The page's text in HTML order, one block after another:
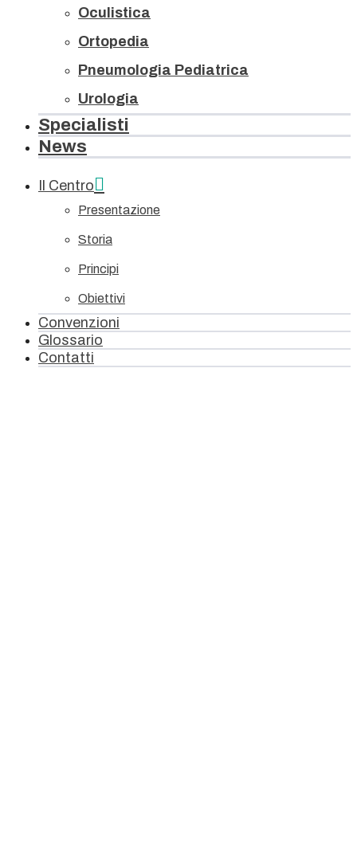
Oculistica
Ortopedia
Pneumologia Pediatrica
Urologia
Specialisti
News
Il Centro
Presentazione
Storia
Principi
Obiettivi
Convenzioni
Glossario
Contatti